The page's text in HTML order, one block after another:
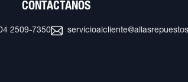
CONTÁCTANOS
2509-7350